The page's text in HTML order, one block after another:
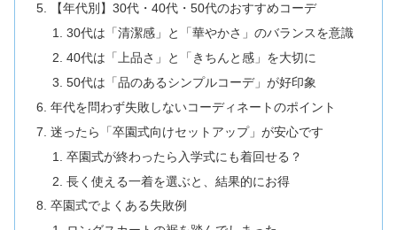
【年代別】30代・40代・50代のおすすめコーデ
30代は「清潔感」と「華やかさ」のバランスを意識
40代は「上品さ」と「きちんと感」を大切に
50代は「品のあるシンプルコーデ」が好印象
年代を問わず失敗しないコーディネートのポイント
迷ったら「卒園式向けセットアップ」が安心です
卒園式が終わったら入学式にも着回せる？
長く使える一着を選ぶと、結果的にお得
卒園式でよくある失敗例